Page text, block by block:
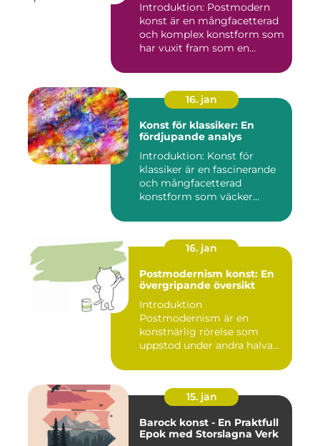
Introduktion: Postmodern
konst är en mångfacetterad
och komplex konstform som
har vuxit fram som en...
16. jan
Konst för klassiker: En
fördjupande analys
Introduktion: Konst för
klassiker är en fascinerande
och mångfacetterad
konstform som väcker
16. jan
Postmodernism konst: En
övergripande översikt
Introduktion
Postmodernism är en
konstnärlig rörelse som
uppstod under andra halvan
15. jan
Barock konst - En Praktfull
Epok med Storslagna Verk